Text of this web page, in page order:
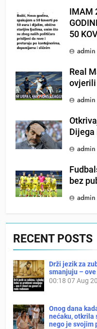
IMAM
50
admin
Real
ovjerili
admin
Dijega
admin
bez
admin
RECENT POSTS
Drži jezik za
smanjuju –
00:18 07 Aug
Onog dana
nećaku, otkrila
nego je svojim